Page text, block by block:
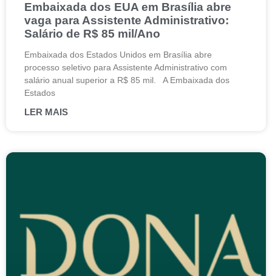
Embaixada dos EUA em Brasília abre
vaga para Assistente Administrativo:
Salário de R$ 85 mil/Ano
Embaixada dos Estados Unidos em Brasília abre
processo seletivo para Assistente Administrativo com
salário anual superior a R$ 85 mil. A Embaixada dos
Estados
LER MAIS